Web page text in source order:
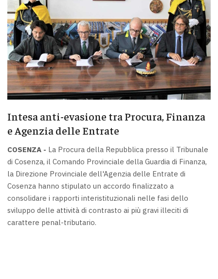
Intesa anti-evasione tra Procura, Finanza
e Agenzia delle Entrate
COSENZA - La Procura della Repubblica presso il Tribunale
di Cosenza, il Comando Provinciale della Guardia di Finanza,
la Direzione Provinciale dell'Agenzia delle Entrate di
Cosenza hanno stipulato un accordo finalizzato a
consolidare i rapporti interistituzionali nelle fasi dello
sviluppo delle attività di contrasto ai più gravi illeciti di
carattere penal-tributario.